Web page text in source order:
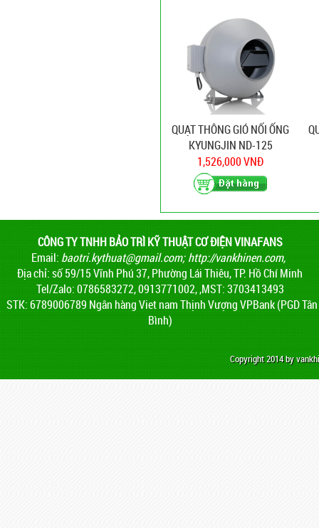
QUẠT THÔNG GIÓ NỐI ỐNG
KYUNGJIN ND-125
1,526,000 VNĐ
CÔNG TY TNHH BẢO TRÌ KỸ THUẬT CƠ ĐIỆN VINAFANS
Email: baotri.kythuat@gmail.com;http://vankhinen.com,
Địa chỉ: số 59/15 Vĩnh Phú 37, Phường Lái Thiêu, TP. Hồ Chí Minh
Tel/Zalo: 0786583272, 0913771002, ,MST: 3703413493
STK: 6789006789 Ngân hàng Viet nam Thịnh Vượng VPBank (PGD Tân
Bình)
Copyright 2014 by